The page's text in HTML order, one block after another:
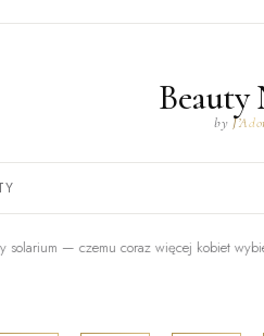
Beauty
by
— czemu coraz więcej kobiet wybiera to